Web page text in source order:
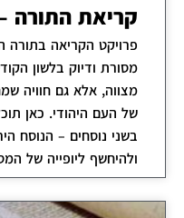
קריאת התורה
פרויקט הקריאה בתורה
מסורת ודיוק בלשון
מצווה, אלא גם חוויה
של העם היהודי. כאן
בשני נוסחים – הנוסח
ולהיחשף ליופייה של